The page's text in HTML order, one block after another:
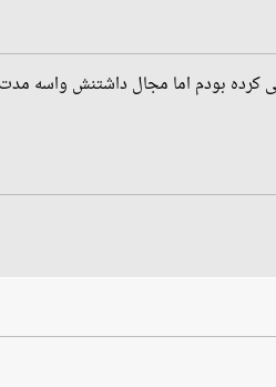
کرده بودم اما مجال داشتنش واسه مدت